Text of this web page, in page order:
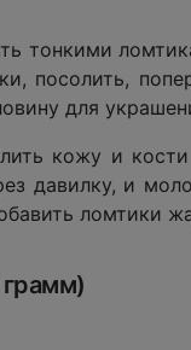
тонкими
посолить,
для
кожу и
давилку, и
ломтики